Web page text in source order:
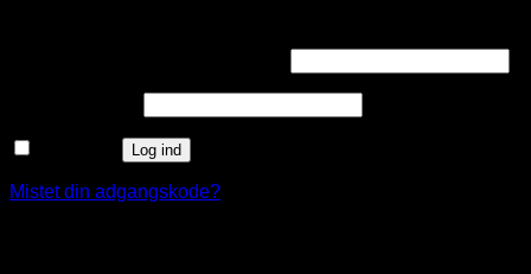
Log ind
Mistet din adgangskode?